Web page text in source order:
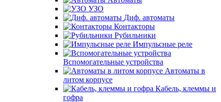
УЗО
Диф. автоматы
Контакторы
Рубильники
Импульсные реле
Вспомогательные устройства
Автоматы в
литом корпусе
Кабель, клеммы и
гофра